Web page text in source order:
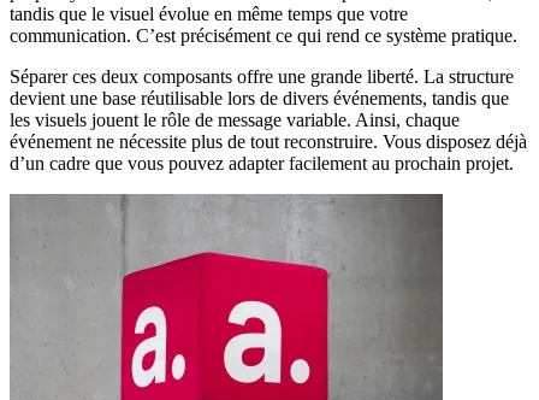
tandis que le visuel évolue en même temps que votre
communication. C’est précisément ce qui rend ce système pratique.
Séparer ces deux composants offre une grande liberté. La structure
devient une base réutilisable lors de divers événements, tandis que
les visuels jouent le rôle de message variable. Ainsi, chaque
événement ne nécessite plus de tout reconstruire. Vous disposez déjà
d’un cadre que vous pouvez adapter facilement au prochain projet.